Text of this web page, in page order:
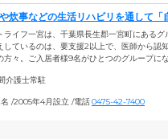
炊事などの生活リハビリを通して「
す
ライフ一宮は、千葉県長生郡一宮町にあるグ
しているのは、要支援2以上で、医師から認
方々。ご入居者様9名がひとつのグループに
とりができることを見つけて、お任せする生
状態を目指していきます。また、地域との交
介護士常駐
/2005年4月設立 /電話0475-42-7400